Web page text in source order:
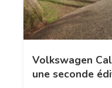
Volkswagen
une seconde